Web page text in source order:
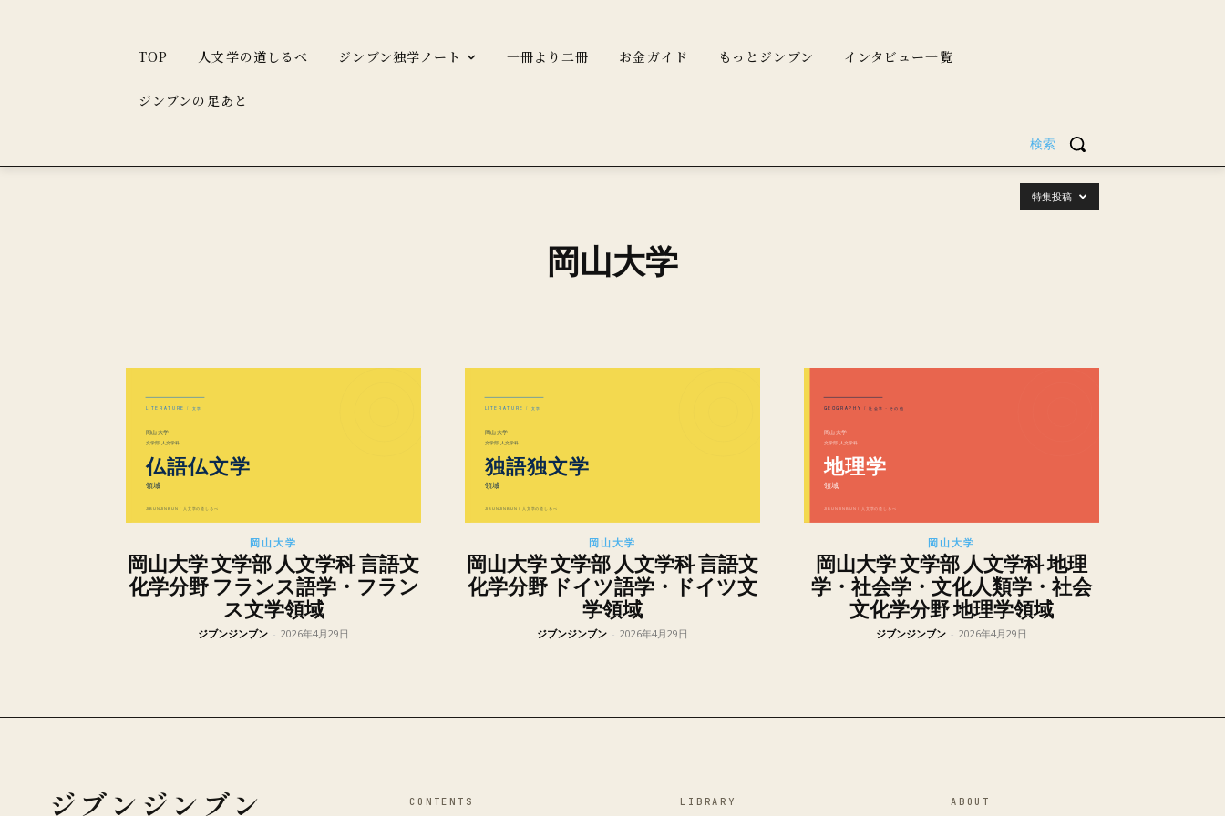
TOP 人文学の道しるべ ジンブン独学ノート 一冊より二冊 お金ガイド もっとジンブン インタビュー一覧
ジンブンの足あと
検索
岡山大学
特集投稿
岡山大学
岡山大学 文学部 人文学科 言語文
化学分野 フランス語学・フラン
ス文学領域
ジブンジンブン - 2026年4月29日
岡山大学
岡山大学 文学部 人文学科 言語文
化学分野 ドイツ語学・ドイツ文
学領域
ジブンジンブン - 2026年4月29日
岡山大学
岡山大学 文学部 人文学科 地理
学・社会学・文化人類学・社会
文化学分野 地理学領域
ジブンジンブン - 2026年4月29日
ジブンジンブン CONTENTS LIBRARY ABOUT